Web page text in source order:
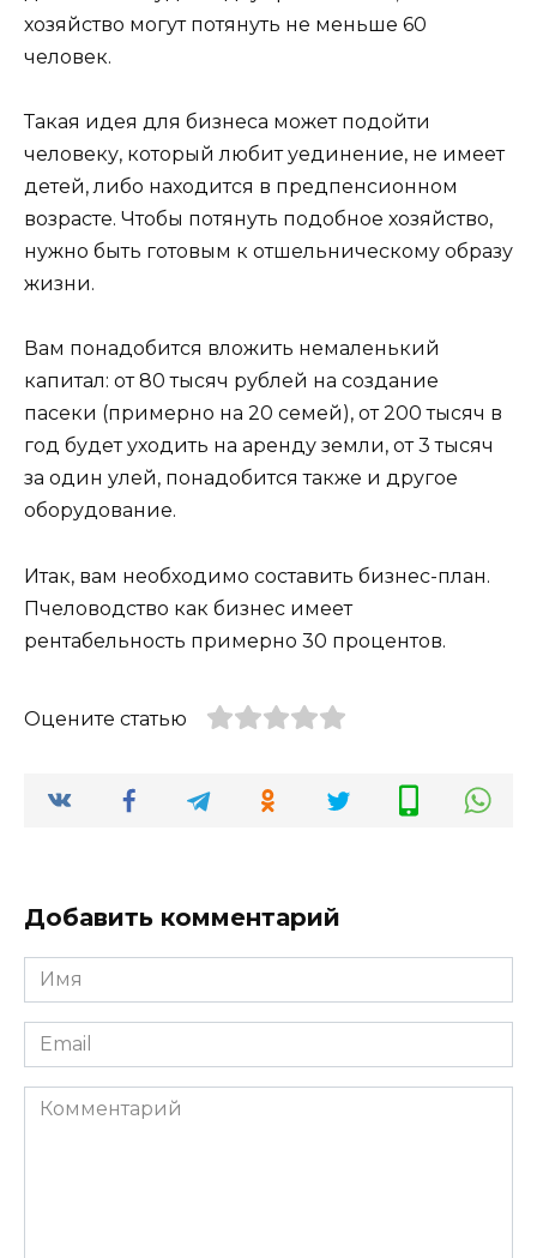
хозяйство могут потянуть не меньше 60
человек.
Такая идея для бизнеса может подойти
человеку, который любит уединение, не имеет
детей, либо находится в предпенсионном
возрасте. Чтобы потянуть подобное хозяйство,
нужно быть готовым к отшельническому образу
жизни.
Вам понадобится вложить немаленький
капитал: от 80 тысяч рублей на создание
пасеки (примерно на 20 семей), от 200 тысяч в
год будет уходить на аренду земли, от 3 тысяч
за один улей, понадобится также и другое
оборудование.
Итак, вам необходимо составить бизнес-план.
Пчеловодство как бизнес имеет
рентабельность примерно 30 процентов.
Оцените статью
Добавить комментарий
Имя
*
Email
*
Комментарий